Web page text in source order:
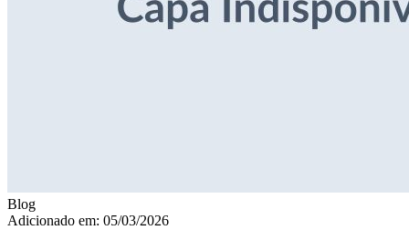
Blog
Adicionado em: 05/03/2026